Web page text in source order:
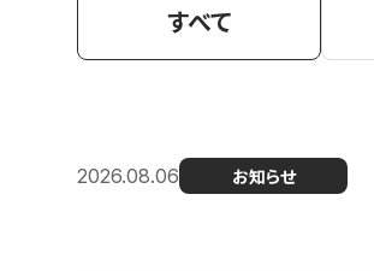
すべて
2026.08.06 お知らせ